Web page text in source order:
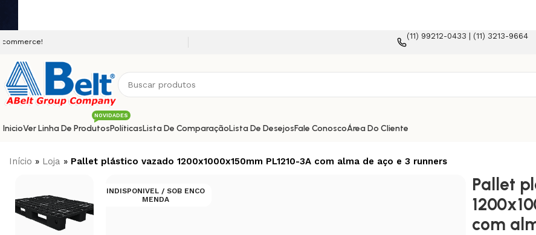
(11) 99212-0433 | (11) 3213-9664
InicioVer Linha De Produtos
NOVIDADES
PolíticasLista De ComparaçãoLista De DesejosFale ConoscoÁrea Do Cliente
Início » Loja » Pallet plástico vazado 1200x1000x150mm PL1210-3A com alma de aço e 3 runners
INDISPONIVEL / SOB ENCO
MENDA
Pallet
com